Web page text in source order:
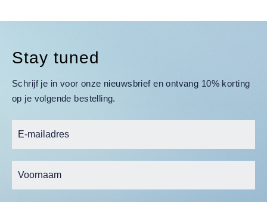
Stay tuned
Schrijf je in voor onze nieuwsbrief en ontvang 10% korting
op je volgende bestelling.